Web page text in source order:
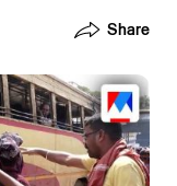
Share